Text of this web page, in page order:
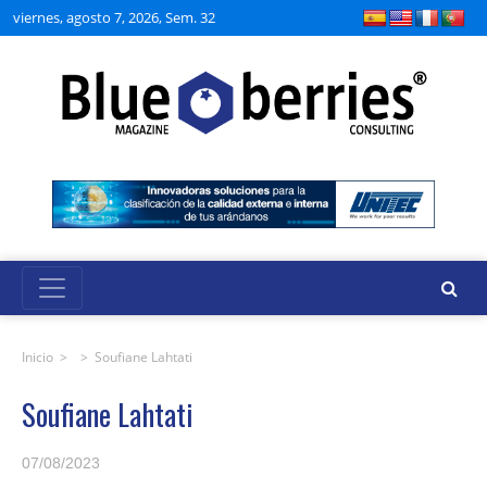
viernes, agosto 7, 2026, Sem. 32
Inicio > > Soufiane Lahtati
Soufiane Lahtati
07/08/2023